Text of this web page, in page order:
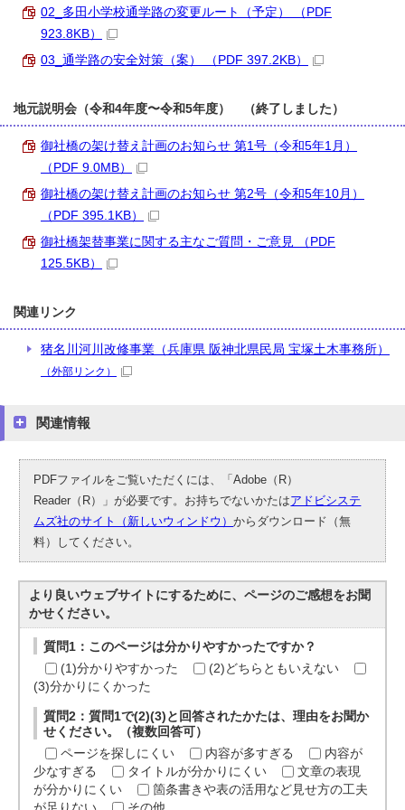
02_多田小学校通学路の変更ルート（予定） （PDF
923.8KB）
03_通学路の安全対策（案） （PDF 397.2KB）
地元説明会（令和4年度〜令和5年度） （終了しました）
御社橋の架け替え計画のお知らせ 第1号（令和5年1月）
（PDF 9.0MB）
御社橋の架け替え計画のお知らせ 第2号（令和5年10月）
（PDF 395.1KB）
御社橋架替事業に関する主なご質問・ご意見 （PDF
125.5KB）
関連リンク
猪名川河川改修事業（兵庫県 阪神北県民局 宝塚土木事務所）
（外部リンク）
関連情報
PDFファイルをご覧いただくには、「Adobe（R）
Reader（R）」が必要です。お持ちでないかたはアドビシステ
ムズ社のサイト（新しいウィンドウ）からダウンロード（無
料）してください。
より良いウェブサイトにするために、ページのご感想をお聞
かせください。
質問1：このページは分かりやすかったですか？
(1)分かりやすかった
(2)どちらともいえない
(3)分かりにくかった
質問2：質問1で(2)(3)と回答されたかたは、理由をお聞か
せください。（複数回答可）
ページを探しにくい
内容が多すぎる
内容が
少なすぎる
タイトルが分かりにくい
文章の表現
が分かりにくい
箇条書きや表の活用など見せ方の工夫